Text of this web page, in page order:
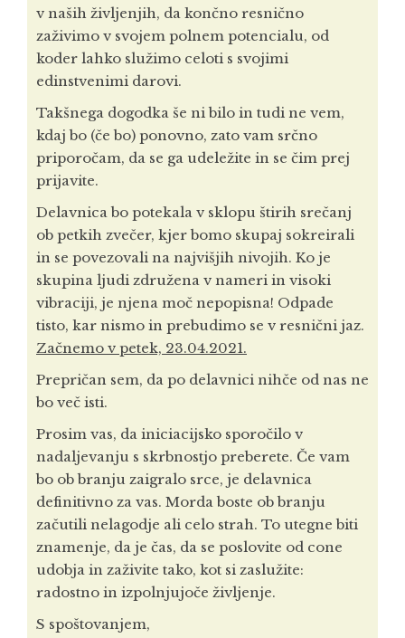
v naših življenjih, da končno resnično
zaživimo v svojem polnem potencialu, od
koder lahko služimo celoti s svojimi
edinstvenimi darovi.
Takšnega dogodka še ni bilo in tudi ne vem,
kdaj bo (če bo) ponovno, zato vam srčno
priporočam, da se ga udeležite in se čim prej
prijavite.
Delavnica bo potekala v sklopu štirih srečanj
ob petkih zvečer, kjer bomo skupaj sokreirali
in se povezovali na najvišjih nivojih. Ko je
skupina ljudi združena v nameri in visoki
vibraciji, je njena moč nepopisna! Odpade
tisto, kar nismo in prebudimo se v resnični jaz.
Začnemo v petek, 23.04.2021.
Prepričan sem, da po delavnici nihče od nas ne
bo več isti.
Prosim vas, da iniciacijsko sporočilo v
nadaljevanju s skrbnostjo preberete. Če vam
bo ob branju zaigralo srce, je delavnica
definitivno za vas. Morda boste ob branju
začutili nelagodje ali celo strah. To utegne biti
znamenje, da je čas, da se poslovite od cone
udobja in zaživite tako, kot si zaslužite:
radostno in izpolnjujoče življenje.
S spoštovanjem,